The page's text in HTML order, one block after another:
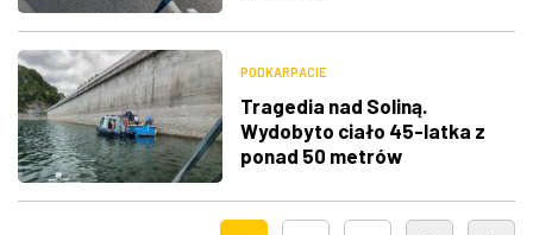
PODKARPACIE
Tragedia nad Soliną.
Wydobyto ciało 45-latka z
ponad 50 metrów